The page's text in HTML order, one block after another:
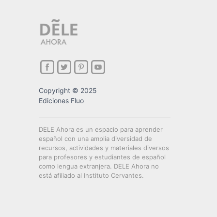
Copyright © 2025
Ediciones Fluo
DELE Ahora es un espacio para aprender
español con una amplia diversidad de
recursos, actividades y materiales diversos
para profesores y estudiantes de español
como lengua extranjera. DELE Ahora no
está afiliado al Instituto Cervantes.